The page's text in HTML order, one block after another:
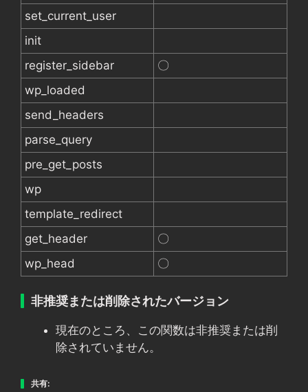
set_current_user
init
register_sidebar
〇
wp_loaded
send_headers
parse_query
pre_get_posts
wp
template_redirect
get_header
〇
wp_head
〇
非推奨または削除されたバージョン
現在のところ、この関数は非推奨または削
除されていません。
共有: